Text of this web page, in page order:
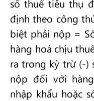
số thuế tiêu thụ
định theo công
biệt phải nộp =
hàng hoá chịu
ra trong kỳ trừ (-)
nộp đối với
nhập khẩu hoặc